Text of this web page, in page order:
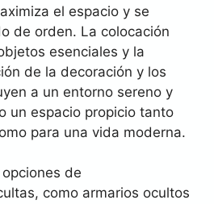
el espacio y se
de orden. La colocación
esenciales y la
de la decoración y los
a un entorno sereno y
un espacio propicio tanto
para una vida moderna.
de
como armarios ocultos